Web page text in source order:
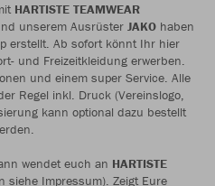
HARTISTE TEAMWEAR
unserem Ausrüster JAKO haben
erstellt. Ab sofort könnt Ihr hier
und Freizeitkleidung erwerben.
und einem super Service. Alle
Regel inkl. Druck (Vereinslogo,
kann optional dazu bestellt
wendet euch an HARTISTE
siehe Impressum). Zeigt Eure